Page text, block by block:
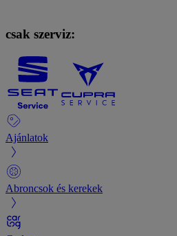
csak szerviz:
Ajánlatok
Abroncsok és kerekek